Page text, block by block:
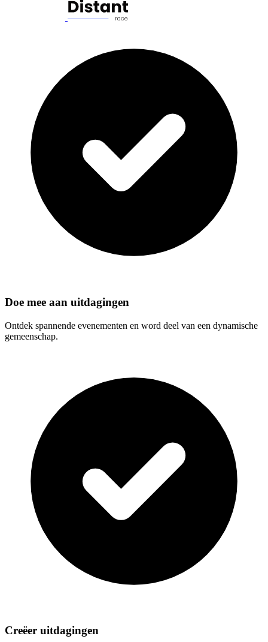
Doe mee aan uitdagingen
Ontdek spannende evenementen en word deel van een dynamische
gemeenschap.
Creëer uitdagingen